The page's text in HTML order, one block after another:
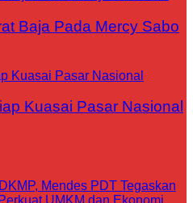
Baja Pada Mercy Sabo
Kuasai Pasar Nasional